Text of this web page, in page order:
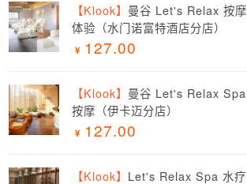
【Klook】 曼谷 Let's Relax 按摩
体验（水门诺富特酒店分店）
127.00
【Klook】 曼谷 Let's Relax Spa
按摩（伊卡迈分店）
127.00
【Klook】 Let's Relax Spa 水疗